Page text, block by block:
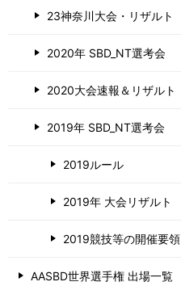
23神奈川大会・リザルト
2020年 SBD_NT選考会
2020大会速報＆リザルト
2019年 SBD_NT選考会
2019ルール
2019年 大会リザルト
2019競技等の開催要領
AASBD世界選手権 出場一覧